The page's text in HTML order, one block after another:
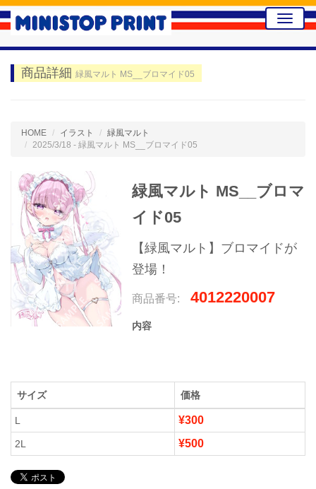
Toggle
商品詳細 緑風マルト MS__ブロマイド05
HOME イラスト
緑風マルト
2025/3/18 - 緑風マルト MS__ブロマイド05
緑風マルト MS__ブロマ
イド05
【緑風マルト】ブロマイドが
登場！
商品番号: 4012220007
内容
サイズ 価格
L ¥300
2L ¥500